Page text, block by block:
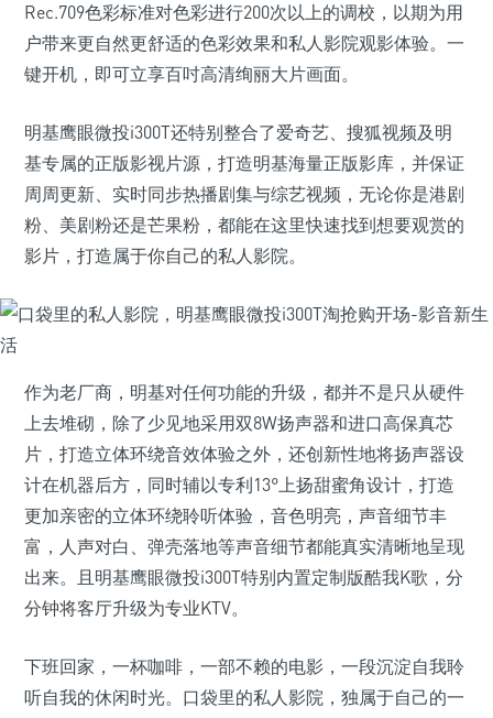
Rec.709色彩标准对色彩进行200次以上的调校，以期为用
户带来更自然更舒适的色彩效果和私人影院观影体验。一
键开机，即可立享百吋高清绚丽大片画面。
明基鹰眼微投i300T还特别整合了爱奇艺、搜狐视频及明
基专属的正版影视片源，打造明基海量正版影库，并保证
周周更新、实时同步热播剧集与综艺视频，无论你是港剧
粉、美剧粉还是芒果粉，都能在这里快速找到想要观赏的
影片，打造属于你自己的私人影院。
作为老厂商，明基对任何功能的升级，都并不是只从硬件
上去堆砌，除了少见地采用双8W扬声器和进口高保真芯
片，打造立体环绕音效体验之外，还创新性地将扬声器设
计在机器后方，同时辅以专利13°上扬甜蜜角设计，打造
更加亲密的立体环绕聆听体验，音色明亮，声音细节丰
富，人声对白、弹壳落地等声音细节都能真实清晰地呈现
出来。且明基鹰眼微投i300T特别内置定制版酷我K歌，分
分钟将客厅升级为专业KTV。
下班回家，一杯咖啡，一部不赖的电影，一段沉淀自我聆
听自我的休闲时光。口袋里的私人影院，独属于自己的一